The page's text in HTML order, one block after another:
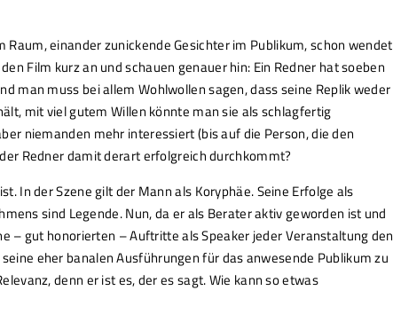
Raum, einander zunickende Gesichter im Publikum, schon wendet
Film kurz an und schauen genauer hin: Ein Redner hat soeben
man muss bei allem Wohlwollen sagen, dass seine Replik weder
mit viel gutem Willen könnte man sie als schlagfertig
niemanden mehr interessiert (bis auf die Person, die den
Redner damit derart erfolgreich durchkommt?
In der Szene gilt der Mann als Koryphäe. Seine Erfolge als
sind Legende. Nun, da er als Berater aktiv geworden ist und
– gut honorierten – Auftritte als Speaker jeder Veranstaltung den
eher banalen Ausführungen für das anwesende Publikum zu
denn er ist es, der es sagt. Wie kann so etwas